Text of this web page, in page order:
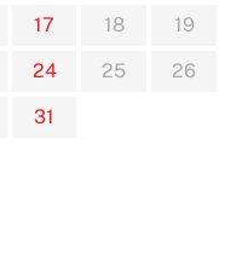
17 18
19
24 25
26
31